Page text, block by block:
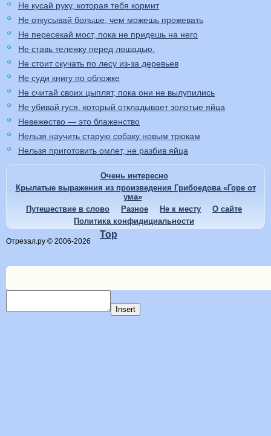
Не кусай руку, которая тебя кормит
Не откусывай больше, чем можешь прожевать
Не пересекай мост, пока не придешь на него
Не ставь тележку перед лошадью.
Не стоит скучать по лесу из-за деревьев
Не суди книгу по обложке
Не считай своих цыплят, пока они не вылупились
Не убивай гуся, который откладывает золотые яйца
Невежество — это блаженство
Нельзя научить старую собаку новым трюкам
Нельзя приготовить омлет, не разбив яйца
Очень интересно
Крылатые выражения из произведения Грибоедова «Горе от
ума»
Путешествие в слово
Разное Не к месту
О сайте
Политика конфидициальности
Отрезал.ру © 2006-2026
Top
Insert